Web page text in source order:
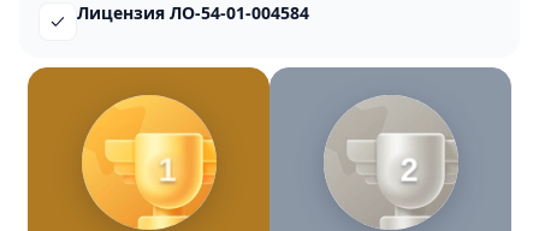
Лицензия ЛО-54-01-004584
1 2